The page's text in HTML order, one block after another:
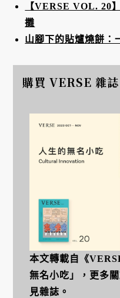
【VERSE VOL. 20
攤
山腳下的貼爐燒餅：
購買 VERSE 雜誌
本文轉載自《
無名小吃」，更多
見雜誌。